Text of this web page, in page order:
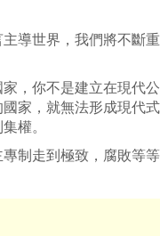
導世界，我們將不斷
，你不是建立在現代
國家，就無法形成現代
權。
制走到極致，腐敗等